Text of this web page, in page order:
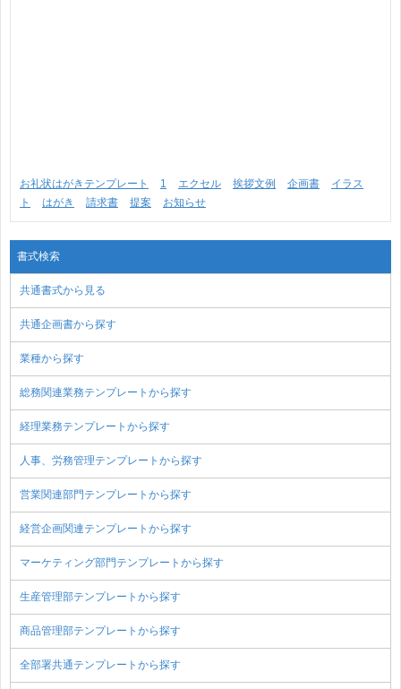
お礼状はがきテンプレート 1 エクセル 挨拶文例 企画書
イラス
ト
はがき 請求書 提案 お知らせ
書式検索
共通書式から見る
共通企画書から探す
業種から探す
総務関連業務テンプレートから探す
経理業務テンプレートから探す
人事、労務管理テンプレートから探す
営業関連部門テンプレートから探す
経営企画関連テンプレートから探す
マーケティング部門テンプレートから探す
生産管理部テンプレートから探す
商品管理部テンプレートから探す
全部署共通テンプレートから探す